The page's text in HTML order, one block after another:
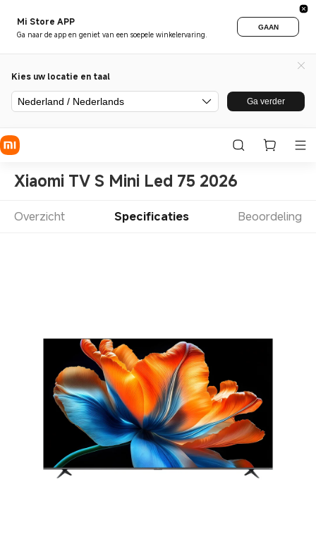
Mi Store APP
Ga naar de app en geniet van een soepele winkelervaring.
GAAN
Kies uw locatie en taal
Nederland / Nederlands Ga verder
Xiaomi TV S Mini Led 75 2026
Overzicht Specificaties Beoordeling